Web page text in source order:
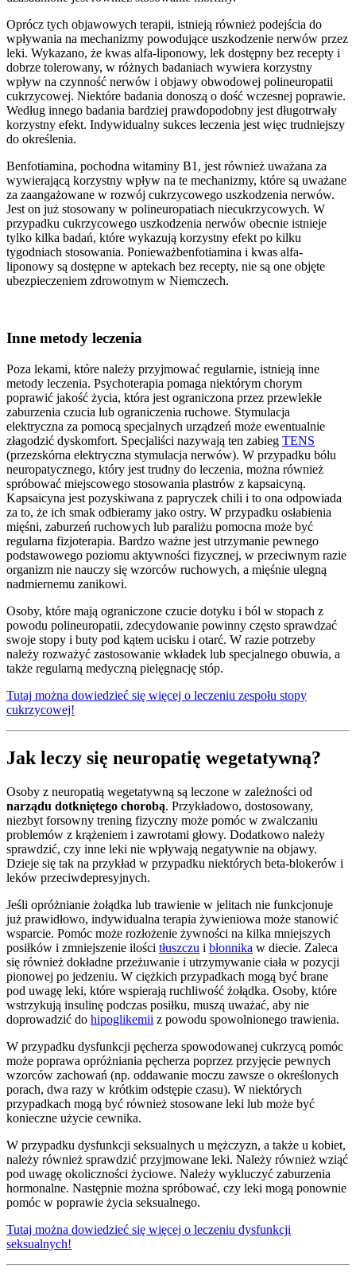
Oprócz tych objawowych terapii, istnieją również podejścia do
wpływania na mechanizmy powodujące uszkodzenie nerwów przez
leki. Wykazano, że kwas alfa-liponowy, lek dostępny bez recepty i
dobrze tolerowany, w różnych badaniach wywiera korzystny
wpływ na czynność nerwów i objawy obwodowej polineuropatii
cukrzycowej. Niektóre badania donoszą o dość wczesnej poprawie.
Według innego badania bardziej prawdopodobny jest długotrwały
korzystny efekt. Indywidualny sukces leczenia jest więc trudniejszy
do określenia.
Benfotiamina, pochodna witaminy B1, jest również uważana za
wywierającą korzystny wpływ na te mechanizmy, które są uważane
za zaangażowane w rozwój cukrzycowego uszkodzenia nerwów.
Jest on już stosowany w polineuropatiach niecukrzycowych. W
przypadku cukrzycowego uszkodzenia nerwów obecnie istnieje
tylko kilka badań, które wykazują korzystny efekt po kilku
tygodniach stosowania. Ponieważbenfotiamina i kwas alfa-
liponowy są dostępne w aptekach bez recepty, nie są one objęte
ubezpieczeniem zdrowotnym w Niemczech.
Inne metody leczenia
Poza lekami, które należy przyjmować regularnie, istnieją inne
metody leczenia. Psychoterapia pomaga niektórym chorym
poprawić jakość życia, która jest ograniczona przez przewlekłe
zaburzenia czucia lub ograniczenia ruchowe. Stymulacja
elektryczna za pomocą specjalnych urządzeń może ewentualnie
złagodzić dyskomfort. Specjaliści nazywają ten zabieg TENS
(przezskórna elektryczna stymulacja nerwów). W przypadku bólu
neuropatycznego, który jest trudny do leczenia, można również
spróbować miejscowego stosowania plastrów z kapsaicyną.
Kapsaicyna jest pozyskiwana z papryczek chili i to ona odpowiada
za to, że ich smak odbieramy jako ostry. W przypadku osłabienia
mięśni, zaburzeń ruchowych lub paraliżu pomocna może być
regularna fizjoterapia. Bardzo ważne jest utrzymanie pewnego
podstawowego poziomu aktywności fizycznej, w przeciwnym razie
organizm nie nauczy się wzorców ruchowych, a mięśnie ulegną
nadmiernemu zanikowi.
Osoby, które mają ograniczone czucie dotyku i ból w stopach z
powodu polineuropatii, zdecydowanie powinny często sprawdzać
swoje stopy i buty pod kątem ucisku i otarć. W razie potrzeby
należy rozważyć zastosowanie wkładek lub specjalnego obuwia, a
także regularną medyczną pielęgnację stóp.
Tutaj można dowiedzieć się więcej o leczeniu zespołu stopy
cukrzycowej!
Jak leczy się neuropatię wegetatywną?
Osoby z neuropatią wegetatywną są leczone w zależności od
narządu dotkniętego chorobą. Przykładowo, dostosowany,
niezbyt forsowny trening fizyczny może pomóc w zwalczaniu
problemów z krążeniem i zawrotami głowy. Dodatkowo należy
sprawdzić, czy inne leki nie wpływają negatywnie na objawy.
Dzieje się tak na przykład w przypadku niektórych beta-blokerów i
leków przeciwdepresyjnych.
Jeśli opróżnianie żołądka lub trawienie w jelitach nie funkcjonuje
już prawidłowo, indywidualna terapia żywieniowa może stanowić
wsparcie. Pomóc może rozłożenie żywności na kilka mniejszych
posiłków i zmniejszenie ilości tłuszczu i błonnika w diecie. Zaleca
się również dokładne przeżuwanie i utrzymywanie ciała w pozycji
pionowej po jedzeniu. W ciężkich przypadkach mogą być brane
pod uwagę leki, które wspierają ruchliwość żołądka. Osoby, które
wstrzykują insulinę podczas posiłku, muszą uważać, aby nie
doprowadzić do hipoglikemii z powodu spowolnionego trawienia.
W przypadku dysfunkcji pęcherza spowodowanej cukrzycą pomóc
może poprawa opróżniania pęcherza poprzez przyjęcie pewnych
wzorców zachowań (np. oddawanie moczu zawsze o określonych
porach, dwa razy w krótkim odstępie czasu). W niektórych
przypadkach mogą być również stosowane leki lub może być
konieczne użycie cewnika.
W przypadku dysfunkcji seksualnych u mężczyzn, a także u kobiet,
należy również sprawdzić przyjmowane leki. Należy również wziąć
pod uwagę okoliczności życiowe. Należy wykluczyć zaburzenia
hormonalne. Następnie można spróbować, czy leki mogą ponownie
pomóc w poprawie życia seksualnego.
Tutaj można dowiedzieć się więcej o leczeniu dysfunkcji
seksualnych!